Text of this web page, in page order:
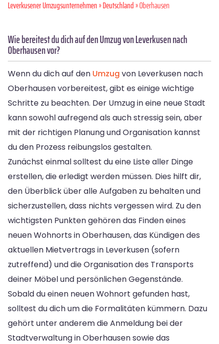
Leverkusener Umzugsunternehmen»Deutschland» Oberhausen
Wie bereitest du dich auf den Umzug von Leverkusen nach
Oberhausen vor?
Wenn du dich auf den Umzug von Leverkusen nach
Oberhausen vorbereitest, gibt es einige wichtige
Schritte zu beachten. Der Umzug in eine neue Stadt
kann sowohl aufregend als auch stressig sein, aber
mit der richtigen Planung und Organisation kannst
du den Prozess reibungslos gestalten.
Zunächst einmal solltest du eine Liste aller Dinge
erstellen, die erledigt werden müssen. Dies hilft dir,
den Überblick über alle Aufgaben zu behalten und
sicherzustellen, dass nichts vergessen wird. Zu den
wichtigsten Punkten gehören das Finden eines
neuen Wohnorts in Oberhausen, das Kündigen des
aktuellen Mietvertrags in Leverkusen (sofern
zutreffend) und die Organisation des Transports
deiner Möbel und persönlichen Gegenstände.
Sobald du einen neuen Wohnort gefunden hast,
solltest du dich um die Formalitäten kümmern. Dazu
gehört unter anderem die Anmeldung bei der
Stadtverwaltung in Oberhausen sowie das